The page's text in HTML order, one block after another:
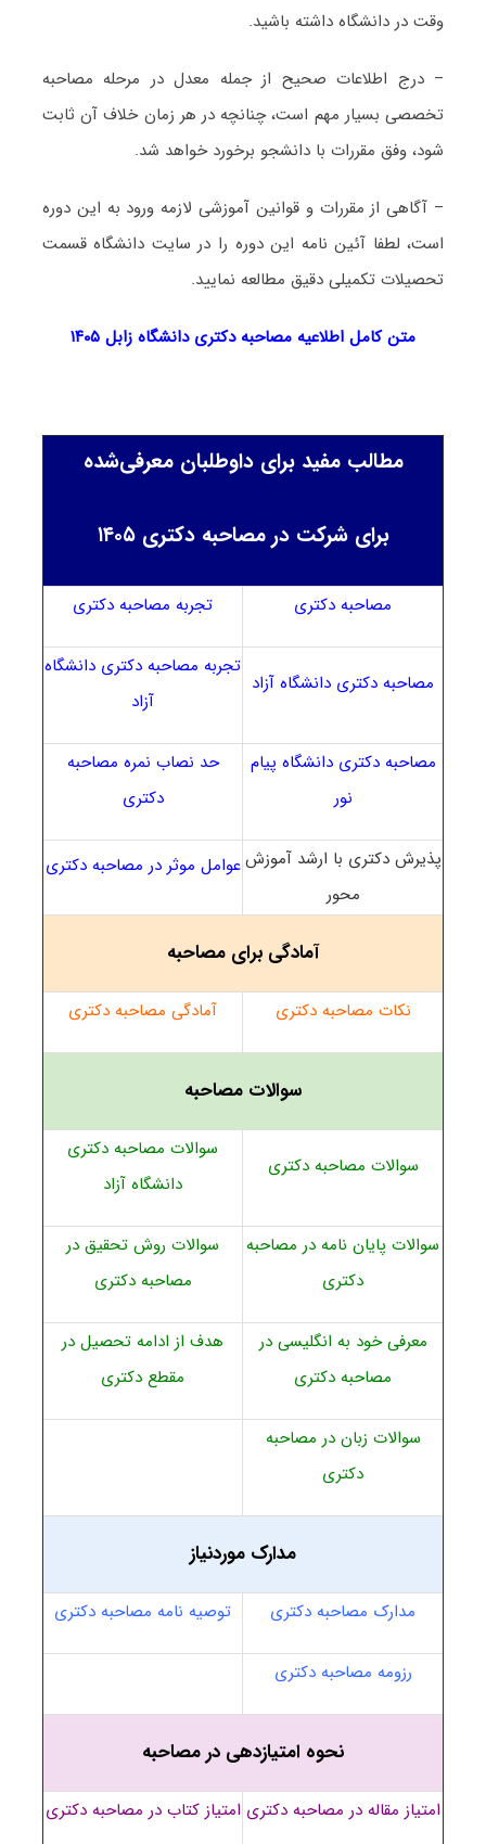
وقت در دانشگاه داشته باشید.
– درج اطلاعات صحیح از جمله معدل در مرحله مصاحبه
تخصصی بسیار مهم است، چنانچه در هر زمان خلاف آن ثابت
شود، وفق مقررات با دانشجو برخورد خواهد شد.
– آگاهی از مقررات و قوانین آموزشی لازمه ورود به این دوره
است، لطفا آئین نامه این دوره را در سایت دانشگاه قسمت
تحصیلات تکمیلی دقیق مطالعه نمایید.
متن کامل اطلاعیه مصاحبه دکتری دانشگاه زابل ۱۴۰۵
مطالب مفید برای داوطلبان معرفی‌شده
برای شرکت در مصاحبه دکتری ۱۴۰۵
مصاحبه دکتری تجربه مصاحبه دکتری
مصاحبه دکتری دانشگاه آزاد
تجربه مصاحبه دکتری دانشگاه
آزاد
مصاحبه دکتری دانشگاه پیام
نور
حد نصاب نمره مصاحبه
دکتری
پذیرش دکتری با ارشد آموزش
محور
عوامل موثر در مصاحبه دکتری
آمادگی برای مصاحبه
نکات مصاحبه دکتری آمادگی مصاحبه دکتری
سوالات مصاحبه
سوالات مصاحبه دکتری
سوالات مصاحبه دکتری
دانشگاه آزاد
سوالات پایان نامه در مصاحبه
دکتری
سوالات روش تحقیق در
مصاحبه دکتری
معرفی خود به انگلیسی در
مصاحبه دکتری
هدف از ادامه تحصیل در
مقطع دکتری
سوالات زبان در مصاحبه
دکتری
مدارک موردنیاز
مدارک مصاحبه دکتری توصیه نامه مصاحبه دکتری
رزومه مصاحبه دکتری
نحوه امتیازدهی در مصاحبه
امتیاز مقاله در مصاحبه دکتری امتیاز کتاب در مصاحبه دکتری